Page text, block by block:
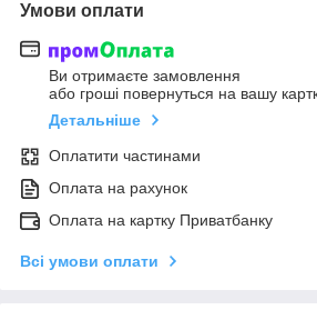
Умови оплати
Ви отримаєте замовлення
або гроші повернуться на вашу
Детальніше
Оплатити частинами
Оплата на рахунок
Оплата на картку Приватбанку
Всі умови оплати